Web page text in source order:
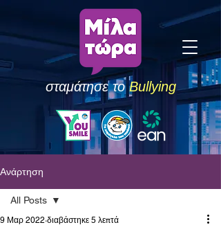
σταμάτησε τοBullying
Ανάρτηση
All Posts
9 Μαρ 2022 διαβάστηκε 5 λεπτά